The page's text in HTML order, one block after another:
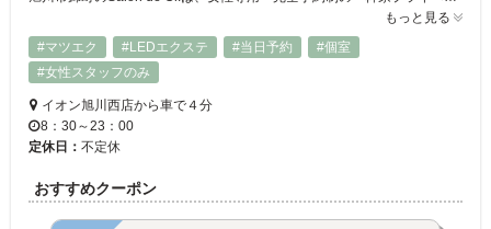
もっと見る
#マツエク
#LEDエクステ #当日予約
#個室
#女性スタッフのみ
イオン旭川西店から車で４分
8：30～23：00
定休日： 不定休
おすすめクーポン